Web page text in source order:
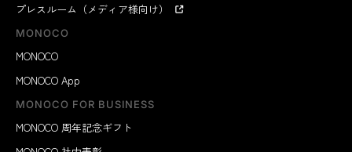
プレスルーム（メディア様向け）
MONOCO
MONOCO
MONOCO App
MONOCO FOR BUSINESS
MONOCO 周年記念ギフト